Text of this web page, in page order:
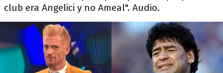
club era Angelici y no Ameal". Audio.